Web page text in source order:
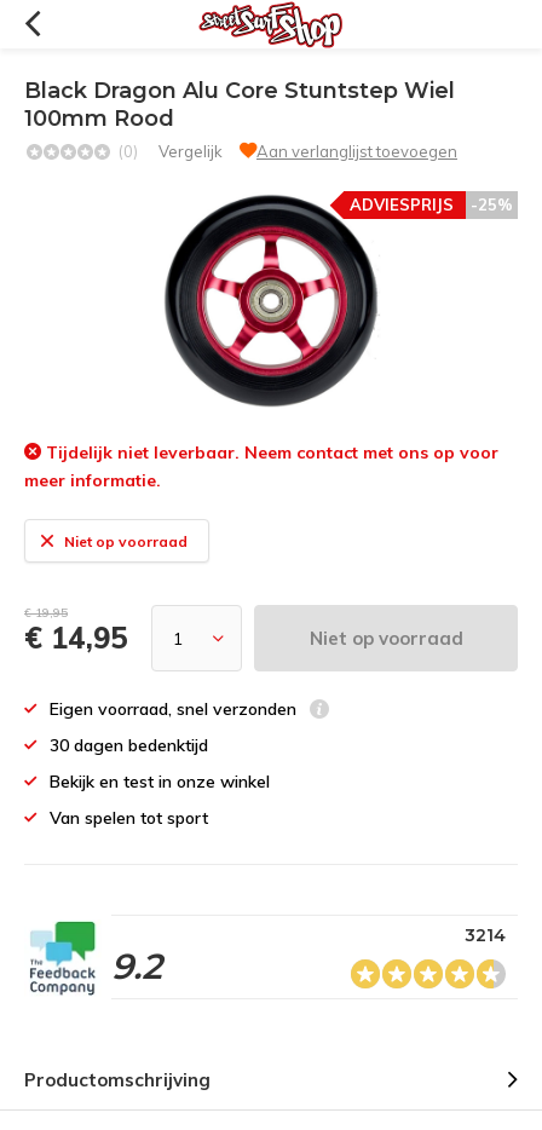
Black Dragon Alu Core Stuntstep Wiel
100mm Rood
(0) Vergelijk Aan verlanglijst toevoegen
-25%
ADVIESPRIJS
Tijdelijk niet leverbaar. Neem contact met ons op voor
meer informatie.
Niet op voorraad
€ 19,95
€ 14,95 Niet op voorraad
Eigen voorraad, snel verzonden
30 dagen bedenktijd
Bekijk en test in onze winkel
Van spelen tot sport
9.2
3214
Productomschrijving